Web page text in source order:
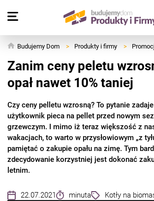
Budujemy Dom > Produkty i firmy >
Zanim ceny peletu
opał nawet 10% taniej
Czy ceny pelletu wzrosną? To pytanie
użytkownik pieca na pellet przed nowym
grzewczym. I mimo iż teraz większość z
wakacjach, to warto w przysłowiowym „z
pamiętać o zakupie opału na zimę. Tym
zdecydowanie korzystniej jest dokonać
letnim.
22.07.2021 minuta
Kotły na